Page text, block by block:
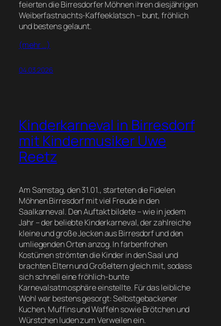
feierten die Birresdorfer Möhnen ihren diesjährigen
Weiberfastnachts-Kaffeeklatsch – bunt, fröhlich
und bestens gelaunt.
(mehr …)
04.03.2026
Kinderkarneval in Birresdorf
mit Kindermusiker Uwe
Reetz
Am Samstag, den 31.01., starteten die Fidelen
Möhnen Birresdorf mit viel Freude in den
Saalkarneval. Den Auftakt bildete – wie in jedem
Jahr – der beliebte Kinderkarneval, der zahlreiche
kleine und große Jecken aus Birresdorf und den
umliegenden Orten anzog. In farbenfrohen
Kostümen strömten die Kinder in den Saal und
brachten Eltern und Großeltern gleich mit, sodass
sich schnell eine fröhlich-bunte
Karnevalsatmosphäre einstellte. Für das leibliche
Wohl war bestens gesorgt: Selbstgebackener
Kuchen, Muffins und Waffeln sowie Brötchen und
Würstchen luden zum Verweilen ein.